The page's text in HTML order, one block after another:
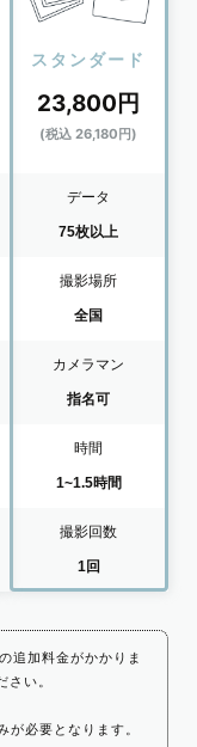
スタンダード
23,800円
(税込 26,180円)
データ
75枚以上
撮影場所
全国
カメラマン
指名可
時間
1~1.5時間
撮影回数
1回
追加料金がかかりま
さい。
必要となります。